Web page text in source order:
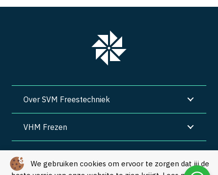
We gebruiken cookies om ervoor te zorgen dat jij de
Over SVM Freestechniek
VHM Frezen